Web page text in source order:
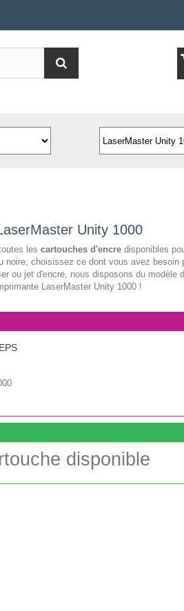
Unity 1000
les cartouches d'encredisponibles
noire, choisissez ce dont vous avez besoin
ou jet d'encre, nous disposons du modèle
LaserMaster Unity 1000 !
disponible